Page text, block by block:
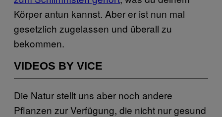
Körper antun kannst. Aber er ist nun mal
gesetzlich zugelassen und überall zu
bekommen.
VIDEOS BY VICE
Die Natur stellt uns aber noch andere
Pflanzen zur Verfügung, die nicht nur gesund